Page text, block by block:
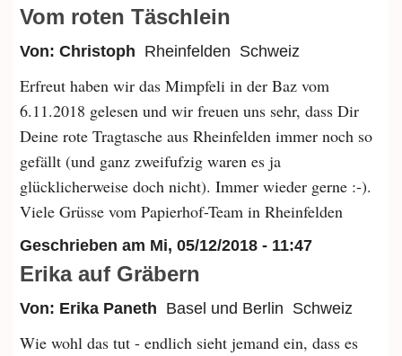
Vom roten Täschlein
Von: Christoph Rheinfelden Schweiz
Erfreut haben wir das Mimpfeli in der Baz vom
6.11.2018 gelesen und wir freuen uns sehr, dass Dir
Deine rote Tragtasche aus Rheinfelden immer noch so
gefällt (und ganz zweifufzig waren es ja
glücklicherweise doch nicht). Immer wieder gerne :-).
Viele Grüsse vom Papierhof-Team in Rheinfelden
Geschrieben am Mi, 05/12/2018 - 11:47
Erika auf Gräbern
Von: Erika Paneth Basel und Berlin Schweiz
Wie wohl das tut - endlich sieht jemand ein, dass es